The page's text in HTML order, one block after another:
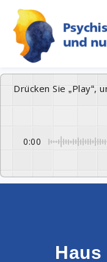
Drücken Sie
0:00